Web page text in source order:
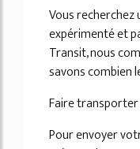
Vous
expérimenté et
Transit, nous
savons combien
Faire
Pour envoyer